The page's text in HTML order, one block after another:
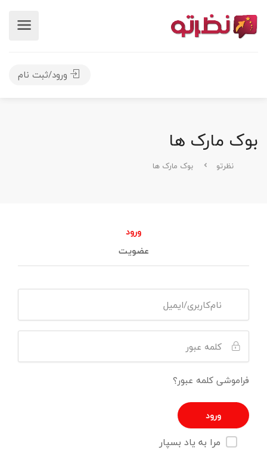
ورود/ثبت نام
بوک مارک ها
نظرتو بوک مارک ها
ورود
عضویت
فراموشی کلمه عبور؟
مرا به یاد بسپار